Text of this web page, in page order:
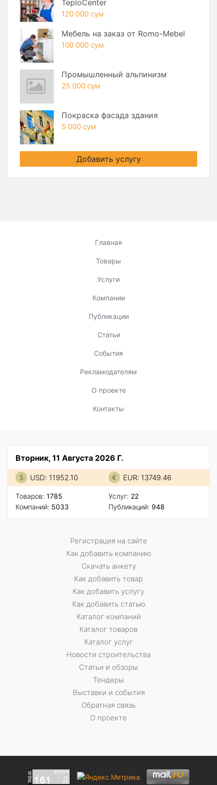
TeploCenter
120 000 сум
Мебель на заказ от Romo-Mebel
100 000 сум
Промышленный альпинизм
25 000 сум
Покраска фасада здания
5 000 сум
Добавить услугу
Главная
Товары
Услуги
Компании
Публикации
Статьи
События
Рекламодателям
О проекте
Контакты
Вторник, 11 Августа 2026 Г.
USD: 11952.10 EUR: 13749.46
Товаров: 1785
Компаний: 5033
Услуг: 22
Публикаций: 948
Регистрация на сайте
Как добавить компанию
Скачать анкету
Как добавить товар
Как добавить услугу
Как добавить статью
Каталог компаний
Каталог товаров
Каталог услуг
Новости строительства
Статьи и обзоры
Тендеры
Выставки и события
Обратная связь
О проекте